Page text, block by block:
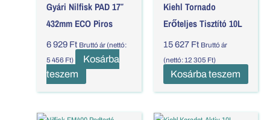
Gyári Nilfisk PAD 17″
432mm ECO Piros
6 929 Ft Bruttó ár (nettó:
5 456 Ft)
Kosárba
teszem
Kiehl Tornado
Erőteljes Tisztító 10L
15 627 Ft Bruttó ár
(nettó:12 305 Ft)
Kosárba teszem